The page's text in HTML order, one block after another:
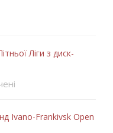
Ліги з диск-
Ivano-Frankivsk Open